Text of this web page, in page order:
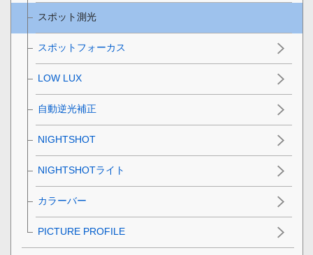
スポット測光
スポットフォーカス
LOW LUX
自動逆光補正
NIGHTSHOT
NIGHTSHOTライト
カラーバー
PICTURE PROFILE